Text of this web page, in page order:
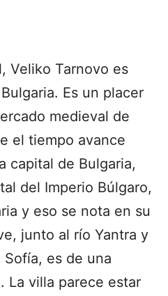
Veliko Tarnovo es
Es un placer
medieval de
el tiempo avance
capital de Bulgaria,
del Imperio Búlgaro,
y eso se nota en su
junto al río Yantra y
es de una
La villa parece estar